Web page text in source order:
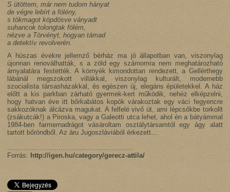
S ütöttem, már nem tudom hányat
de végre lebírt a fölény,
s tökmagot köpdösve ványadt
suhancok tolongtak fölém,
nézve a Törvényt, hogyan támad
a detektív revolverén.
A húszas évekre jellemző bérház ma jó állapotban van, viszonylag
újonnan renoválhatták, s a zöld egy számomra nem meghatározható
árnyalatára festették. A környék kimondottan rendezett, a Gellérthegy
lábánál megszokott villákkal, viszonylag kulturált, modernebb
szocialista társasházakkal, és egészen új, elegáns épületekkel. A ház
előtt a kis parkban zárható gyermek-kert működik, nehéz elképzelni,
hogy hatvan éve itt bőrkabátos kopók várakoztak egy váci fegyencre
sakkozóknak álcázva magukat. A felfelé vivő út, ami lépcsőkbe torkollt
(zsákutcák!) a Piroska, vagy a Galeotti utca lehet, ahol én a bátyámmal
1984-ben farmernadrágot vásároltam osztálytársamtól egy ágy alatt
tartott bőröndből. Az áru Jugoszláviából érkezett…
.............................................................
Forrás: http://igen.hu/category/gerecz-attila/